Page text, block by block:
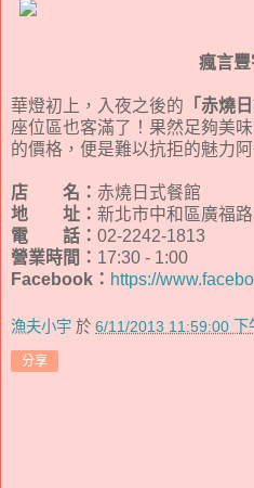
瘋言豐
華燈初上，入夜之後的 「赤燒
座位區也客滿了！果然足夠美
的價格，便是難以抗拒的魅力
店 名： 赤燒日式餐館
地 址： 新北市中和區廣福
電 話： 02-2242-1813
營業時間： 17:30 - 1:00
Facebook： https://
漁夫小宇 於 6/11/2013 11:59:00 下
分享